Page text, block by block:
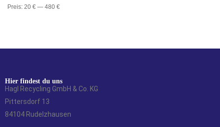
Preis: 20 € — 480 €
Hier findest du uns
Hagl Recycling GmbH & Co. KG
Pittersdorf 13
84104 Rudelzhausen